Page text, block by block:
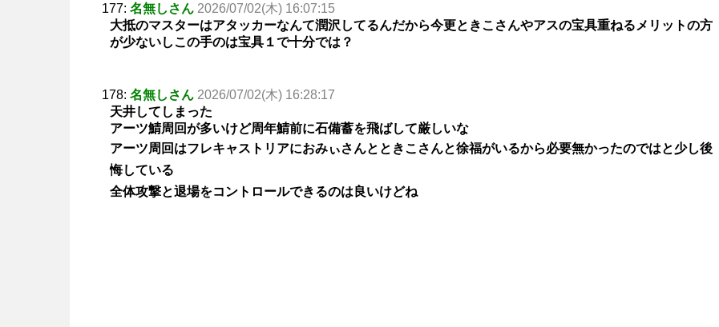
177: 名無しさん 2026/07/02(木) 16:07:15
大抵のマスターはアタッカーなんて潤沢してるんだから今更ときこさんやアスの宝具重ねるメリットの方
が少ないしこの手のは宝具１で十分では？
178: 名無しさん 2026/07/02(木) 16:28:17
天井してしまった
アーツ鯖周回が多いけど周年鯖前に石備蓄を飛ばして厳しいな
アーツ周回はフレキャストリアにおみぃさんとときこさんと徐福がいるから必要無かったのではと少し後
悔している
全体攻撃と退場をコントロールできるのは良いけどね